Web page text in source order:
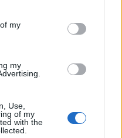
my
my
Use,
of my
with the
kako se Yugo 45
VIDEO)